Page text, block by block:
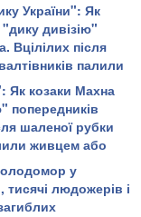
України": Як
дивізію"
Вцілілих після
палили
на дрібні
Як козаки Махна
попередників
шаленої рубки
живцем або
шматки у
тисячі людожерів і